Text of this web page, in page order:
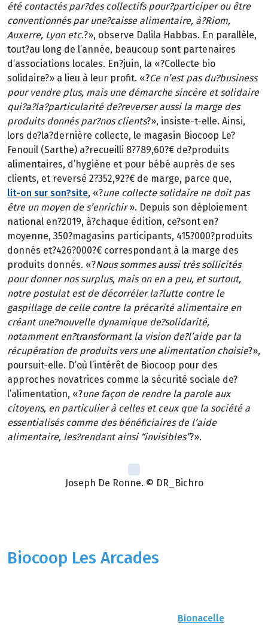
été contactés par?des collectifs pour?participer ou être
conventionnés par une?caisse alimentaire, à?Riom,
Auxerre, Lyon etc.?», observe Dalila Habbas. En parallèle,
tout?au long de l’année, beaucoup sont partenaires
d’associations locales. En?juin, la «?Collecte bio
solidaire?» a lieu à leur profit. «?Ce n’est pas du?business
pour vendre plus, mais une démarche sincère et solidaire
qui?a?la?particularité de?reverser aussi la marge des
produits donnés par?nos clients?», insiste-t-elle. Ainsi,
lors de?la?dernière collecte, le magasin Biocoop Le?
Fenouil (Sarthe) a?recueilli 8?789,60?€ de?produits
alimentaires, d’hygiène et pour bébé auprès de ses
clients, et reversé 2?352,92?€ de marge, parce que,
lit-on sur son?site, «?une collecte solidaire ne doit pas
être un moyen de s’enrichir». Depuis son déploiement
national en?2019, à?chaque édition, ce?sont en?
moyenne, 350?magasins participants, 415?000?produits
donnés et?426?000?€ correspondant à la marge des
produits donnés. «?Nous sommes aussi très sollicités
pour donner nos surplus, mais on en a peu, et surtout,
notre postulat est de décorréler la?lutte contre le
gaspillage de celle contre la précarité alimentaire en
créant une?nouvelle dynamique de?solidarité,
notamment en?transformant la vision de?l’aide par la
récupération de produits vers une alimentation choisie?»,
poursuit-elle. D’où l’intérêt de Biocoop pour des
approches novatrices comme la sécurité sociale de?
l’alimentation, «?une façon de rendre la parole aux
citoyens, en particulier à celles et ceux que la société a
essentialisés comme des bénéficiaires de l’aide
alimentaire, les?rendant ainsi “invisibles”?».
Joseph De Ronne. © DR_Bichro
Biocoop Les Arcades
Bionacelle